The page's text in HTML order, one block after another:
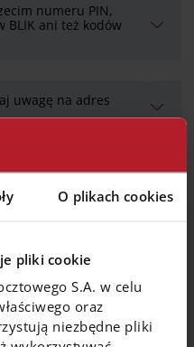
O plikach cookies
pliki cookie
S.A. w celu
oraz
niezbędne pliki
numeru PIN,
BLIK ani też kodów
uwagę na adres